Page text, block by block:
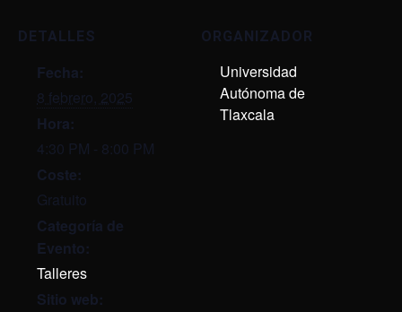
DETALLES
Fecha:
8 febrero, 2025
Hora:
4:30 PM - 8:00 PM
Coste:
Gratuito
Categoría de
Evento:
Talleres
Sitio web:
ORGANIZADOR
Universidad
Autónoma de
Tlaxcala